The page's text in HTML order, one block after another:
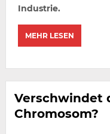
Industrie.
MEHR LESEN
Verschwindet
Chromosom?